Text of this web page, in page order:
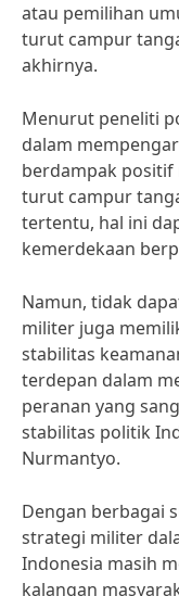
atau pemilihan
turut campur
akhirnya.
Menurut peneliti
dalam
berdampak positif
turut campur
tertentu, hal ini
kemerdekaan
Namun, tidak
militer juga
stabilitas
terdepan dalam
peranan yang
stabilitas politik
Nurmantyo.
Dengan berbagai
strategi militer
Indonesia masih
kalangan